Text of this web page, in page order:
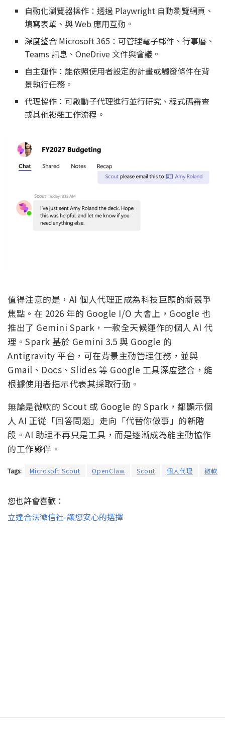
自動化瀏覽器操作：透過 Playwright 自動瀏覽網頁、
填寫表單、與 Web 應用互動。
深度整合 Microsoft 365：可管理電子郵件、行事曆、
Teams 訊息、OneDrive 文件與會議。
自主運作：能依照使用者設定的計畫或觸發條件在背
景執行任務。
代理協作：可啟動子代理進行並行研究、程式碼審查
或其他複雜工作流程。
值得注意的是，AI 個人代理正成為科技巨頭的新競爭
焦點。在 2026 年的 Google I/O 大會上，Google 也
推出了 Gemini Spark，一款全天候運作的個人 AI 代
理。Spark 基於 Gemini 3.5 與 Google 的
Antigravity 平台，可在背景主動管理任務，並與
Gmail、Docs、Slides 等 Google 工具深度整合，能
根據使用者指示代表其採取行動。
無論是微軟的 Scout 或 Google 的 Spark，都顯示個
人 AI 正從「回答問題」走向「代替你做事」的新階
段。AI 助理不再只是工具，而是逐漸成為能主動協作
的工作夥伴。
Tags: Microsoft Scout OpenClaw Scout 個人代理 微軟
您也許會喜歡：
立達合法徵信社-讓您安心的選擇